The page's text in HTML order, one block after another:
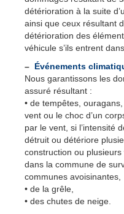
détérioration à la suite
ainsi que ceux résultant
détérioration des
véhicule s’ils entrent
– Événements
Nous garantissons les
assuré résultant :
• de tempêtes,
vent ou le choc d’un
par le vent, si l’intensité
détruit ou détériore
construction ou
dans la commune de
communes avoisinantes,
• de la grêle,
• des chutes de neige.